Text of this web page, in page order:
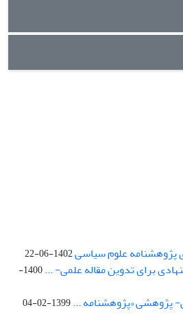
پژوهشنامه علوم سیاسی1402-06-22
برای تدوین مقاله علمی- ...
1400-
پژوهشی «پژوهشنامه ...1399-02-04